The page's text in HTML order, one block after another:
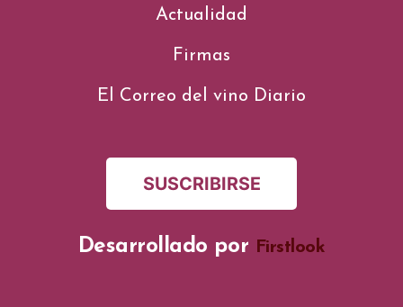
Actualidad
Firmas
El Correo del vino Diario
SUSCRIBIRSE
Desarrollado por Firstlook